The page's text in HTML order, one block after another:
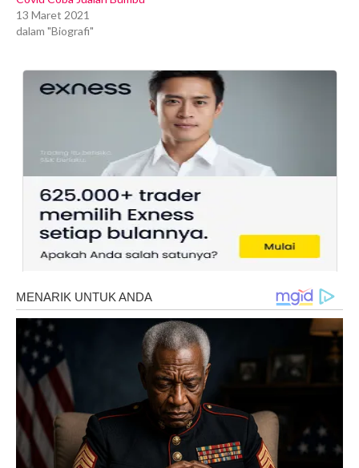
13 Maret 2021
dalam "Biografi"